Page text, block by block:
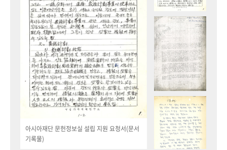
아시아재단 문헌정보실 설립 지원 요청서(문서
기록물)